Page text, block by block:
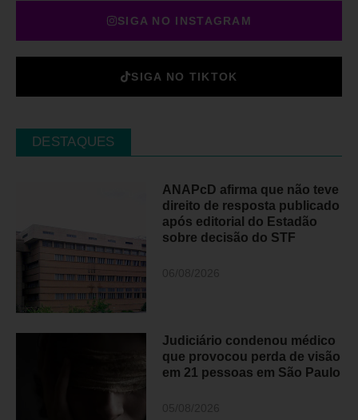
SIGA NO INSTAGRAM
SIGA NO TIKTOK
DESTAQUES
ANAPcD afirma que não teve
direito de resposta publicado
após editorial do Estadão
sobre decisão do STF
Judiciário condenou médico
que provocou perda de visão
em 21 pessoas em São Paulo